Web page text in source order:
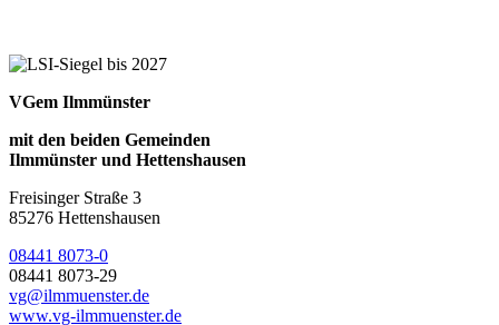
VGem Ilmmünster
mit den beiden Gemeinden
Ilmmünster und Hettenshausen
Freisinger Straße 3
85276 Hettenshausen
08441 8073-0
08441 8073-29
vg@ilmmuenster.de
www.vg-ilmmuenster.de